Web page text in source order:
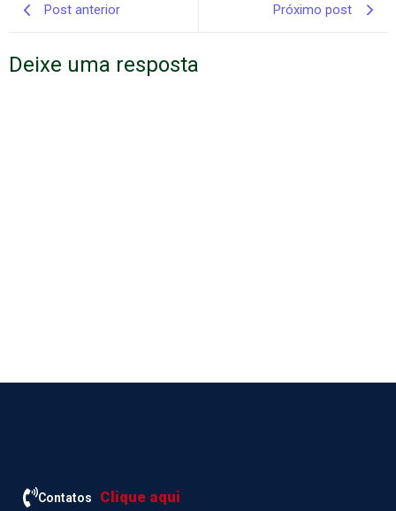
Post anterior Próximo post
Deixe uma resposta
Contatos Clique aqui